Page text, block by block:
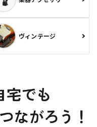
ヴィンテージ